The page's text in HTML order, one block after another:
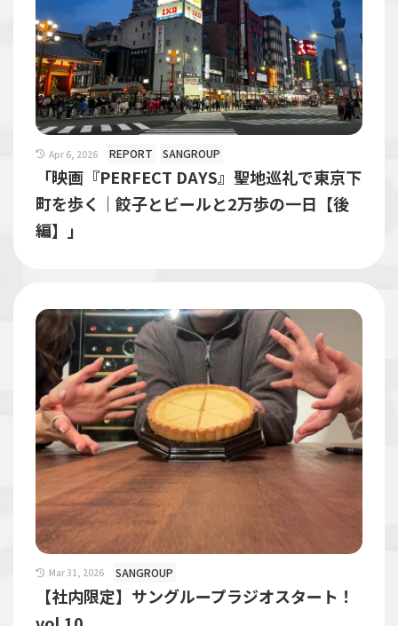
Apr 6, 2026 REPORT SANGROUP
「映画『PERFECT DAYS』聖地巡礼で東京下
町を歩く｜餃子とビールと2万歩の一日【後
編】」
Mar 31, 2026 SANGROUP
【社内限定】サングループラジオスタート！